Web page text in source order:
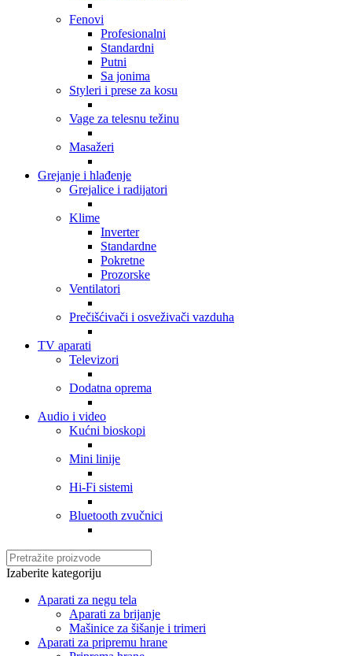
Fenovi
Profesionalni
Standardni
Putni
Sa jonima
Styleri i prese za kosu
Vage za telesnu težinu
Masažeri
Grejanje i hlađenje
Grejalice i radijatori
Klime
Inverter
Standardne
Pokretne
Prozorske
Ventilatori
Prečišćivači i osveživači vazduha
TV aparati
Televizori
Dodatna oprema
Audio i video
Kućni bioskopi
Mini linije
Hi-Fi sistemi
Bluetooth zvučnici
Izaberite kategoriju
Aparati za negu tela
Aparati za brijanje
Mašinice za šišanje i trimeri
Aparati za pripremu hrane